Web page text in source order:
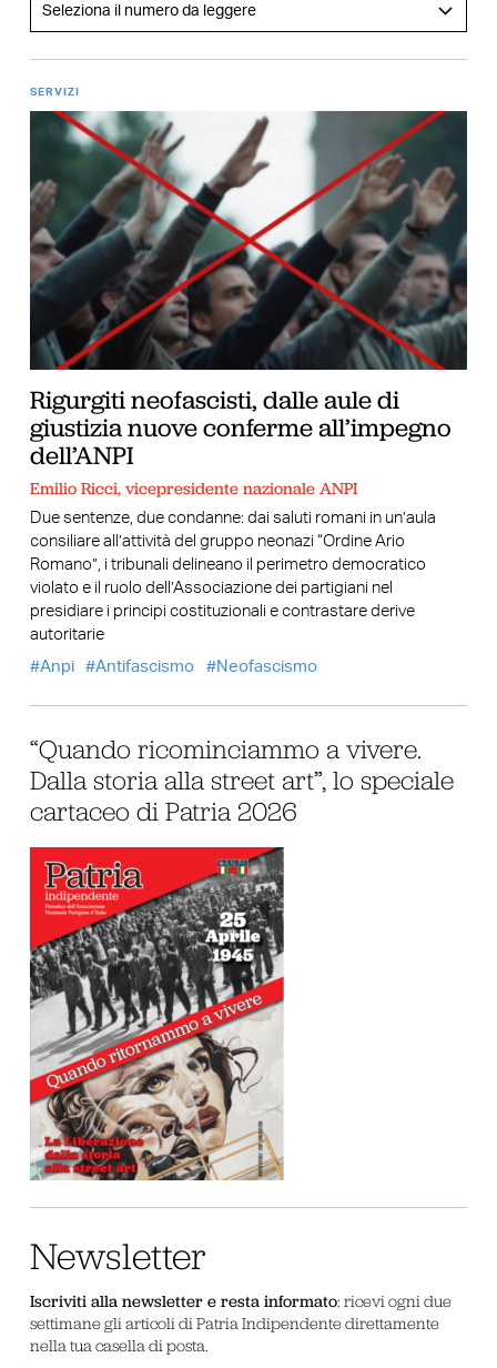
SERVIZI
Rigurgiti neofascisti, dalle aule di
giustizia nuove conferme all’impegno
dell’ANPI
Emilio Ricci, vicepresidente nazionale ANPI
Due sentenze, due condanne: dai saluti romani in un’aula
consiliare all’attività del gruppo neonazi “Ordine Ario
Romano”, i tribunali delineano il perimetro democratico
violato e il ruolo dell’Associazione dei partigiani nel
presidiare i principi costituzionali e contrastare derive
autoritarie
Anpi
Antifascismo Neofascismo
“Quando ricominciammo a vivere.
Dalla storia alla street art”, lo speciale
cartaceo di Patria 2026
Newsletter
Iscriviti alla newsletter e resta informato: ricevi ogni due
settimane gli articoli di Patria Indipendente direttamente
nella tua casella di posta.